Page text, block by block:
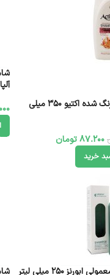
شامپو موی رنگ شده اکتیو 350 میلی
87.200تومان
خرید
250 میلی لیتر